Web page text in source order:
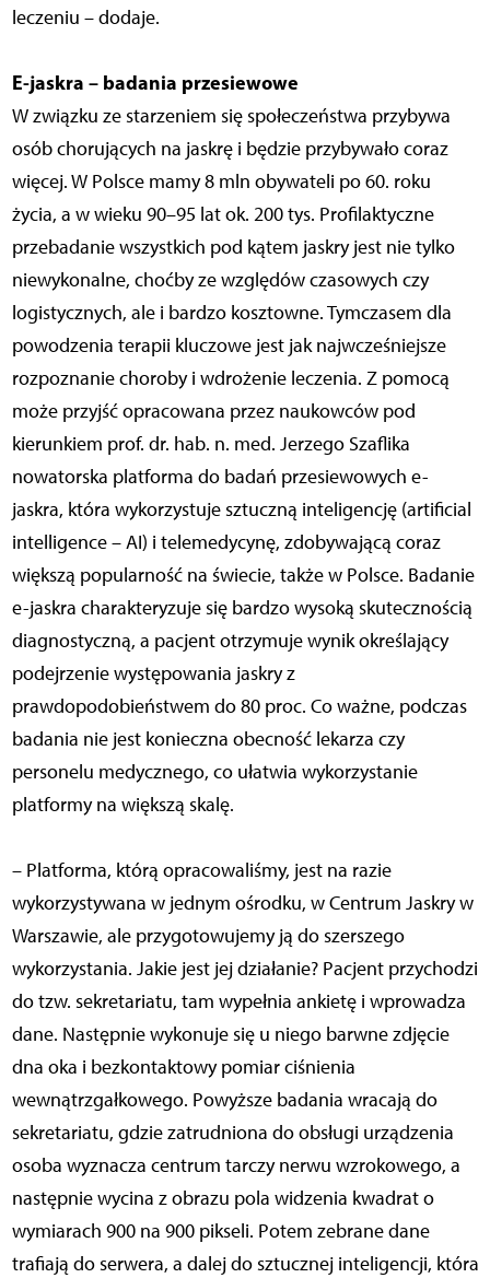
leczeniu – dodaje.
E-jaskra – badania przesiewowe
W związku ze starzeniem się społeczeństwa przybywa
osób chorujących na jaskrę i będzie przybywało coraz
więcej. W Polsce mamy 8 mln obywateli po 60. roku
życia, a w wieku 90–95 lat ok. 200 tys. Profilaktyczne
przebadanie wszystkich pod kątem jaskry jest nie tylko
niewykonalne, choćby ze względów czasowych czy
logistycznych, ale i bardzo kosztowne. Tymczasem dla
powodzenia terapii kluczowe jest jak najwcześniejsze
rozpoznanie choroby i wdrożenie leczenia. Z pomocą
może przyjść opracowana przez naukowców pod
kierunkiem prof. dr. hab. n. med. Jerzego Szaflika
nowatorska platforma do badań przesiewowych e-
jaskra, która wykorzystuje sztuczną inteligencję (artificial
intelligence – AI) i telemedycynę, zdobywającą coraz
większą popularność na świecie, także w Polsce. Badanie
e-jaskra charakteryzuje się bardzo wysoką skutecznością
diagnostyczną, a pacjent otrzymuje wynik określający
podejrzenie występowania jaskry z
prawdopodobieństwem do 80 proc. Co ważne, podczas
badania nie jest konieczna obecność lekarza czy
personelu medycznego, co ułatwia wykorzystanie
platformy na większą skalę.
– Platforma, którą opracowaliśmy, jest na razie
wykorzystywana w jednym ośrodku, w Centrum Jaskry w
Warszawie, ale przygotowujemy ją do szerszego
wykorzystania. Jakie jest jej działanie? Pacjent przychodzi
do tzw. sekretariatu, tam wypełnia ankietę i wprowadza
dane. Następnie wykonuje się u niego barwne zdjęcie
dna oka i bezkontaktowy pomiar ciśnienia
wewnątrzgałkowego. Powyższe badania wracają do
sekretariatu, gdzie zatrudniona do obsługi urządzenia
osoba wyznacza centrum tarczy nerwu wzrokowego, a
następnie wycina z obrazu pola widzenia kwadrat o
wymiarach 900 na 900 pikseli. Potem zebrane dane
trafiają do serwera, a dalej do sztucznej inteligencji, która